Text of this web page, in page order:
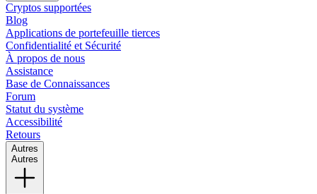
Cryptos supportées
Blog
Applications de portefeuille tierces
Confidentialité et Sécurité
À propos de nous
Assistance
Base de Connaissances
Forum
Statut du système
Accessibilité
Retours
Autres
Autres